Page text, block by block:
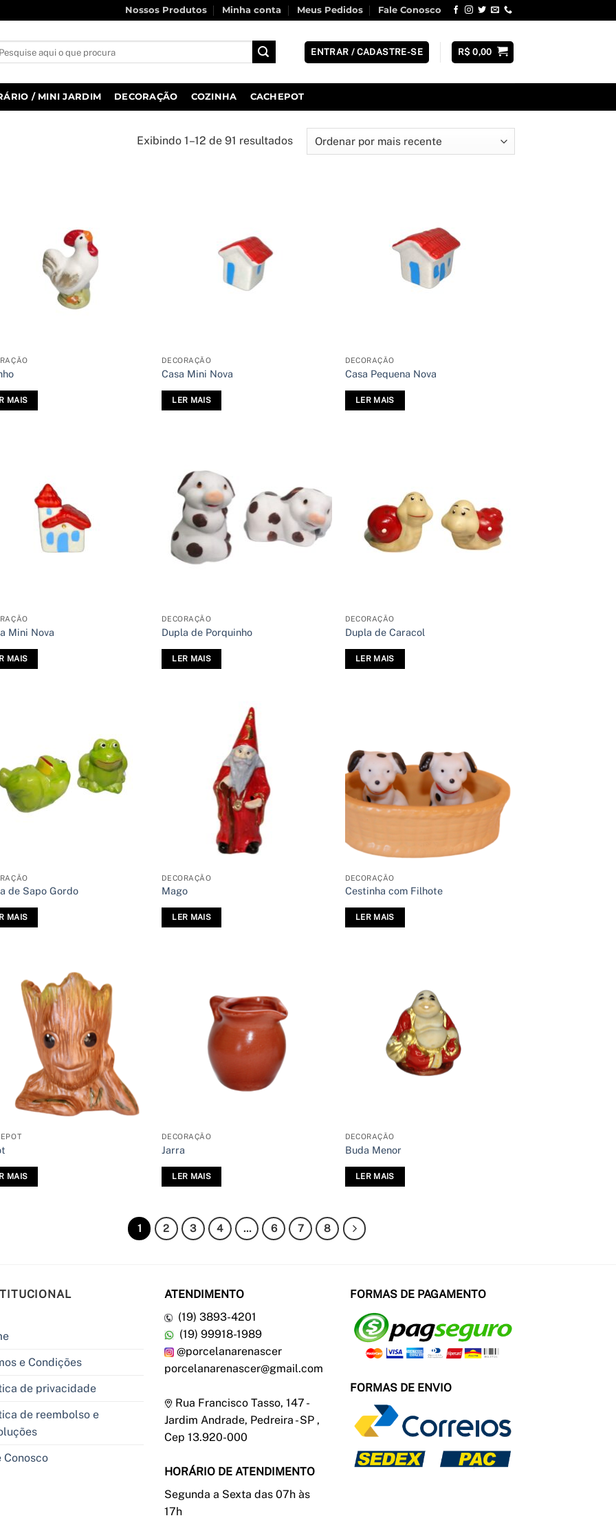
Nossos Produtos Minha conta Meus Pedidos Fale Conosco
ENTRAR / CADASTRE-SE R$0,00
/ MINI JARDIM DECORAÇÃO COZINHA CACHEPOT
Exibindo 1–12 de 91 resultadosClassificado
por
MAIS
DECORAÇÃO
Casa Mini Nova
LER MAIS
DECORAÇÃO
Casa Pequena Nova
LER MAIS
Mini Nova
MAIS
DECORAÇÃO
Dupla de Porquinho
LER MAIS
DECORAÇÃO
Dupla de Caracol
LER MAIS
de Sapo Gordo
MAIS
DECORAÇÃO
Mago
LER MAIS
DECORAÇÃO
Cestinha com Filhote
LER MAIS
MAIS
DECORAÇÃO
Jarra
LER MAIS
DECORAÇÃO
Buda Menor
LER MAIS
1 2 3 4 … 6 7 8
e Condições
de privacidade
de reembolso e
Conosco
ATENDIMENTO
(19) 3893-4201
(19) 99918-1989
@porcelanarenascer
porcelanarenascer@gmail.com
Rua Francisco Tasso, 147 -
Jardim Andrade, Pedreira - SP ,
Cep 13.920-000
HORÁRIO DE ATENDIMENTO
Segunda a Sexta das 07h às
17h
FORMAS DE PAGAMENTO
FORMAS DE ENVIO